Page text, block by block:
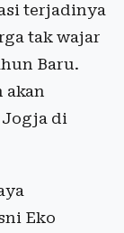
terjadinya
tak wajar
Baru.
akan
Jogja di
Eko